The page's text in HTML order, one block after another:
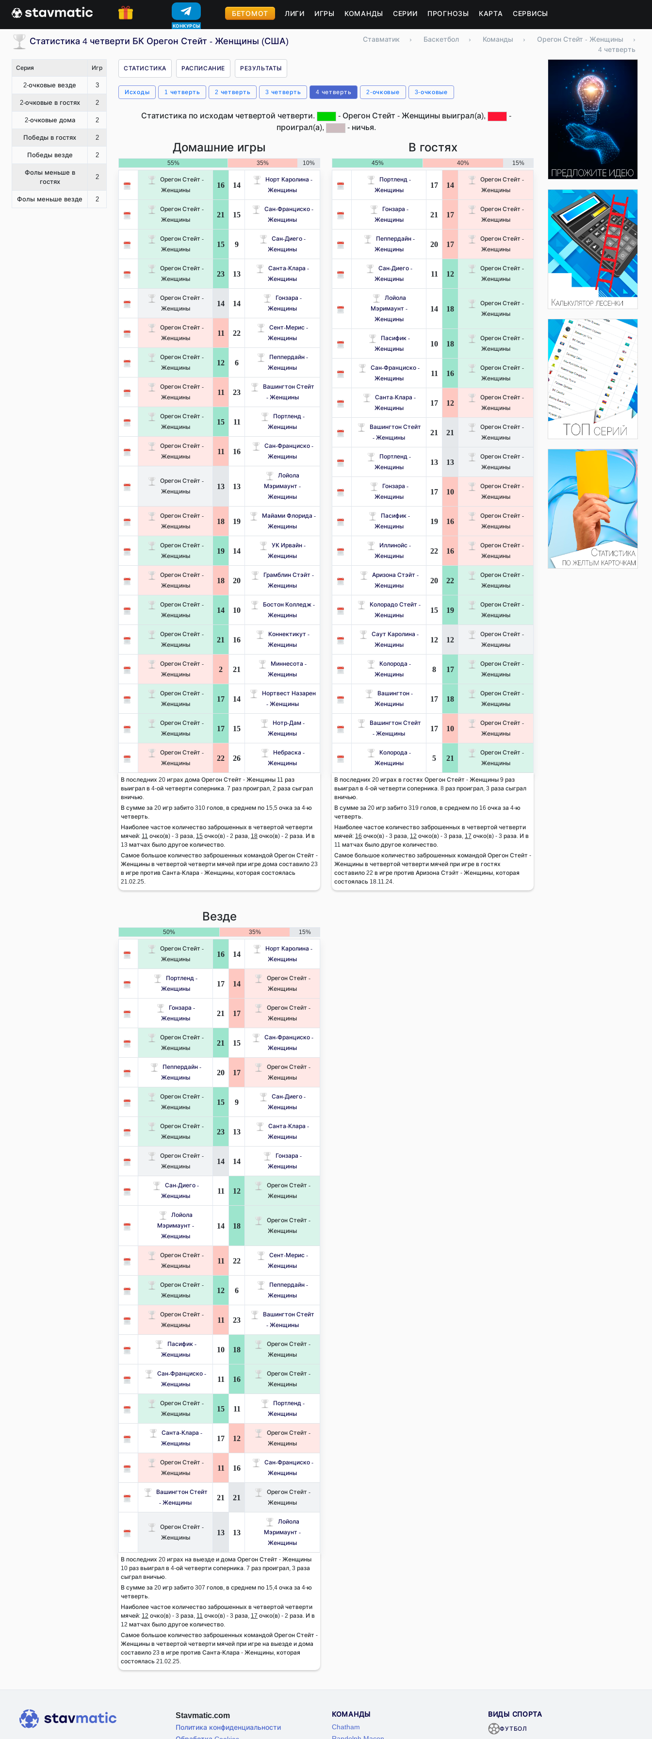
КОНКУРСЫ
БЕТОМОТ ЛИГИ ИГРЫ КОМАНДЫ СЕРИИ ПРОГНОЗЫ КАРТА СЕРВИСЫ
Статистика 4 четверти БК Орегон Стейт - Женщины (США) Ставматик › Баскетбол › Команды › Орегон Стейт - Женщины
›
4 четверть
Серия Игр
2-очковые везде 3
2-очковые в гостях 2
2-очковые дома 2
Победы в гостях 2
Победы везде 2
Фолы меньше в
гостях
2
Фолы меньше везде 2
СТАТИСТИКА РАСПИСАНИЕ РЕЗУЛЬТАТЫ
Исходы 1 четверть 2 четверть 3 четверть 4 четверть 2-очковые 3-очковые
Статистика по исходам четвертой четверти. - Орегон Стейт - Женщины выиграл(а),
-
проиграл(а),
- ничья.
Домашние игры
55% 35% 10%
Орегон Стейт -
Женщины
16 14
Норт Каролина -
Женщины
Орегон Стейт -
Женщины
21 15
Сан-Франциско -
Женщины
Орегон Стейт -
Женщины
15 9
Сан-Диего -
Женщины
Орегон Стейт -
Женщины
23 13
Санта-Клара -
Женщины
Орегон Стейт -
Женщины
14 14
Гонзара -
Женщины
Орегон Стейт -
Женщины
11 22
Сент-Мерис -
Женщины
Орегон Стейт -
Женщины
12 6
Пеппердайн -
Женщины
Орегон Стейт -
Женщины
11 23
Вашингтон Стейт
- Женщины
Орегон Стейт -
Женщины
15 11
Портленд -
Женщины
Орегон Стейт -
Женщины
11 16
Сан-Франциско -
Женщины
Орегон Стейт -
Женщины
13 13
Лойола
Мэримаунт -
Женщины
Орегон Стейт -
Женщины
18 19
Майами Флорида -
Женщины
Орегон Стейт -
Женщины
19 14
УК Ирвайн -
Женщины
Орегон Стейт -
Женщины
18 20
Грамблин Стэйт -
Женщины
Орегон Стейт -
Женщины
14 10
Бостон Колледж -
Женщины
Орегон Стейт -
Женщины
21 16
Коннектикут -
Женщины
Орегон Стейт -
Женщины
2 21
Миннесота -
Женщины
Орегон Стейт -
Женщины
17 14
Нортвест Назарен
- Женщины
Орегон Стейт -
Женщины
17 15
Нотр-Дам -
Женщины
Орегон Стейт -
Женщины
22 26
Небраска -
Женщины
В последних 20 играх дома Орегон Стейт - Женщины 11 раз
выиграл в 4-ой четверти соперника. 7 раз проиграл, 2 раза сыграл
вничью.
В сумме за 20 игр забито 310 голов, в среднем по 15,5 очка за 4-ю
четверть.
Наиболее частое количество заброшенных в четвертой четверти
мячей: 11 очко(в) - 3 раза, 15 очко(в) - 2 раза, 18 очко(в) - 2 раза. И в
13 матчах было другое количество.
Самое большое количество заброшенных командой Орегон Стейт -
Женщины в четвертой четверти мячей при игре дома составило 23
в игре против Санта-Клара - Женщины, которая состоялась
21.02.25.
В гостях
45% 40% 15%
Портленд -
Женщины
17 14
Орегон Стейт -
Женщины
Гонзара -
Женщины
21 17
Орегон Стейт -
Женщины
Пеппердайн -
Женщины
20 17
Орегон Стейт -
Женщины
Сан-Диего -
Женщины
11 12
Орегон Стейт -
Женщины
Лойола
Мэримаунт -
Женщины
14 18
Орегон Стейт -
Женщины
Пасифик -
Женщины
10 18
Орегон Стейт -
Женщины
Сан-Франциско -
Женщины
11 16
Орегон Стейт -
Женщины
Санта-Клара -
Женщины
17 12
Орегон Стейт -
Женщины
Вашингтон Стейт
- Женщины
21 21
Орегон Стейт -
Женщины
Портленд -
Женщины
13 13
Орегон Стейт -
Женщины
Гонзара -
Женщины
17 10
Орегон Стейт -
Женщины
Пасифик -
Женщины
19 16
Орегон Стейт -
Женщины
Иллинойс -
Женщины
22 16
Орегон Стейт -
Женщины
Аризона Стэйт -
Женщины
20 22
Орегон Стейт -
Женщины
Колорадо Стейт -
Женщины
15 19
Орегон Стейт -
Женщины
Саут Каролина -
Женщины
12 12
Орегон Стейт -
Женщины
Колорода -
Женщины
8 17
Орегон Стейт -
Женщины
Вашингтон -
Женщины
17 18
Орегон Стейт -
Женщины
Вашингтон Стейт
- Женщины
17 10
Орегон Стейт -
Женщины
Колорода -
Женщины
5 21
Орегон Стейт -
Женщины
В последних 20 играх в гостях Орегон Стейт - Женщины 9 раз
выиграл в 4-ой четверти соперника. 8 раз проиграл, 3 раза сыграл
вничью.
В сумме за 20 игр забито 319 голов, в среднем по 16 очка за 4-ю
четверть.
Наиболее частое количество заброшенных в четвертой четверти
мячей: 16 очко(в) - 3 раза, 12 очко(в) - 3 раза, 17 очко(в) - 3 раза. И в
11 матчах было другое количество.
Самое большое количество заброшенных командой Орегон Стейт -
Женщины в четвертой четверти мячей при игре в гостях
составило 22 в игре против Аризона Стэйт - Женщины, которая
состоялась 18.11.24.
Везде
50% 35% 15%
Орегон Стейт -
Женщины
16 14
Норт Каролина -
Женщины
Портленд -
Женщины
17 14
Орегон Стейт -
Женщины
Гонзара -
Женщины
21 17
Орегон Стейт -
Женщины
Орегон Стейт -
Женщины
21 15
Сан-Франциско -
Женщины
Пеппердайн -
Женщины
20 17
Орегон Стейт -
Женщины
Орегон Стейт -
Женщины
15 9
Сан-Диего -
Женщины
Орегон Стейт -
Женщины
23 13
Санта-Клара -
Женщины
Орегон Стейт -
Женщины
14 14
Гонзара -
Женщины
Сан-Диего -
Женщины
11 12
Орегон Стейт -
Женщины
Лойола
Мэримаунт -
Женщины
14 18
Орегон Стейт -
Женщины
Орегон Стейт -
Женщины
11 22
Сент-Мерис -
Женщины
Орегон Стейт -
Женщины
12 6
Пеппердайн -
Женщины
Орегон Стейт -
Женщины
11 23
Вашингтон Стейт
- Женщины
Пасифик -
Женщины
10 18
Орегон Стейт -
Женщины
Сан-Франциско -
Женщины
11 16
Орегон Стейт -
Женщины
Орегон Стейт -
Женщины
15 11
Портленд -
Женщины
Санта-Клара -
Женщины
17 12
Орегон Стейт -
Женщины
Орегон Стейт -
Женщины
11 16
Сан-Франциско -
Женщины
Вашингтон Стейт
- Женщины
21 21
Орегон Стейт -
Женщины
Орегон Стейт -
Женщины
13 13
Лойола
Мэримаунт -
Женщины
В последних 20 играх на выезде и дома Орегон Стейт - Женщины
10 раз выиграл в 4-ой четверти соперника. 7 раз проиграл, 3 раза
сыграл вничью.
В сумме за 20 игр забито 307 голов, в среднем по 15,4 очка за 4-ю
четверть.
Наиболее частое количество заброшенных в четвертой четверти
мячей: 12 очко(в) - 3 раза, 11 очко(в) - 3 раза, 17 очко(в) - 2 раза. И в
12 матчах было другое количество.
Самое большое количество заброшенных командой Орегон Стейт -
Женщины в четвертой четверти мячей при игре на выезде и дома
составило 23 в игре против Санта-Клара - Женщины, которая
состоялась 21.02.25.
Stavmatic.com
Политика конфиденциальности
КОМАНДЫ
Chatham
ВИДЫ СПОРТА
ФУТБОЛ